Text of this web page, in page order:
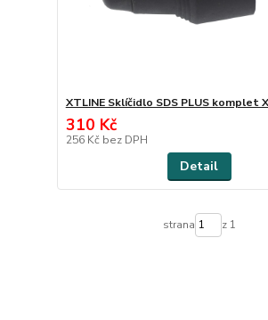
XTLINE Sklíčidlo SDS PLUS komplet
310 Kč
256 Kč bez DPH
Detail
strana z 1